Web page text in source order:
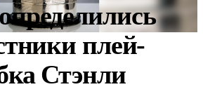
плей-
Стэнли